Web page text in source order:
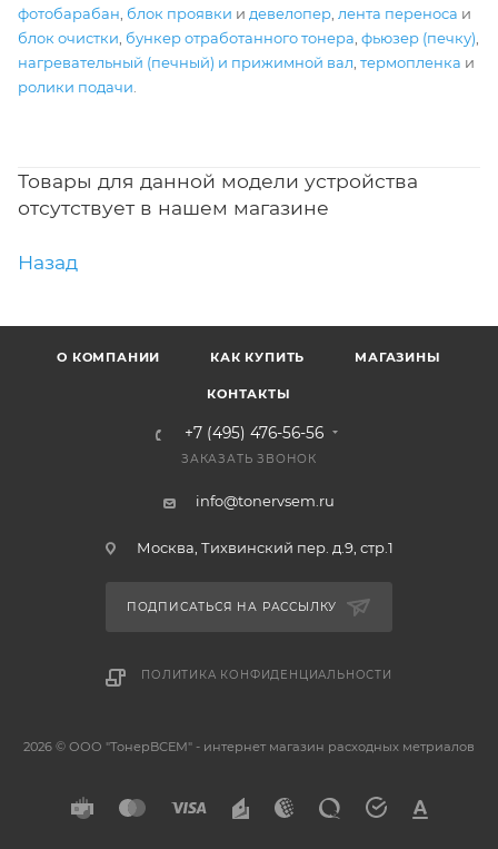
фотобарабан блок проявки и девелопер лента переноса и
блок очистки бункер отработанного тонера фьюзер (печку)
нагревательный (печный) и прижимной вал термопленка и
ролики подачи
Товары для данной модели устройства
отсутствует в нашем магазине
Назад
О КОМПАНИИ КАК КУПИТЬ МАГАЗИНЫ
КОНТАКТЫ
+7 (495) 476-56-56
ЗАКАЗАТЬ ЗВОНОК
info@tonervsem.ru
Москва, Тихвинский пер. д.9, стр.1
ПОДПИСАТЬСЯ НА РАССЫЛКУ
ПОЛИТИКА КОНФИДЕНЦИАЛЬНОСТИ
2026 © ООО "ТонерВСЕМ" - интернет магазин расходных метриалов